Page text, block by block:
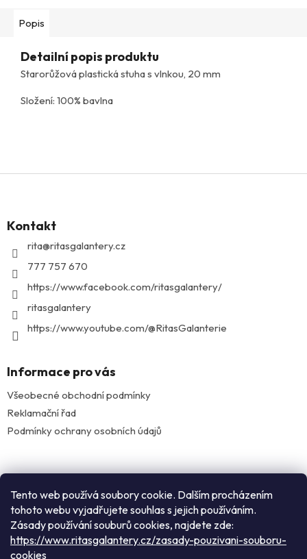
Tento web používá soubory cookie. Dalším procházením
tohoto webu vyjadřujete souhlas s jejich používáním.
Zásady používání souburů cookies, najdete zde:
https://www.ritasgalantery.cz/zasady-pouzivani-souboru-
cookies
Popis
Detailní popis produktu
Starorůžová plastická stuha s vlnkou, 20 mm
Složení: 100% bavlna
aKontakt
rita@ritasgalantery.cz
777 757 670
https://www.facebook.com/ritasgalantery/
ritasgalantery
https://www.youtube.com/@RitasGalanterie
Informace pro vás
Všeobecné obchodní podmínky
Reklamační řad
Podmínky ochrany osobních údajů
Instagram